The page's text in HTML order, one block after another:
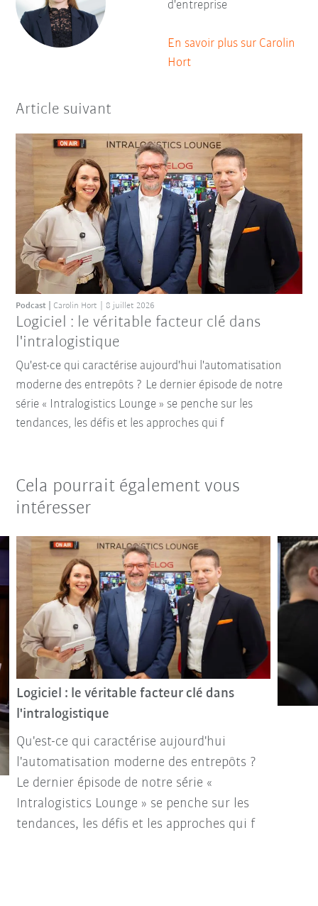
d'entreprise
En savoir plus sur Carolin
Hort
Article suivant
Logiciel : le véritable facteur clé dans
l'intralogistique
Podcast Carolin Hort 8 juillet 2026
Qu'est-ce qui caractérise aujourd'hui l'automatisation
moderne des entrepôts ? Le dernier épisode de notre
série « Intralogistics Lounge » se penche sur les
tendances, les défis et les approches qui f
Cela pourrait également vous
intéresser
Logiciel : le véritable facteur clé dans
l'intralogistique
Qu'est-ce qui caractérise aujourd'hui
l'automatisation moderne des entrepôts ?
Le dernier épisode de notre série «
Intralogistics Lounge » se penche sur les
tendances, les défis et les approches qui f